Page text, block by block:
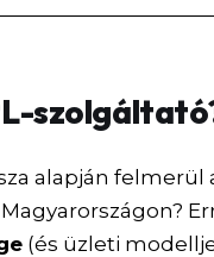
alapján felmerül
(és üzleti